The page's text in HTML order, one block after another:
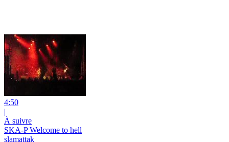
4:50
|
À suivre
SKA-P Welcome to hell
slamattak